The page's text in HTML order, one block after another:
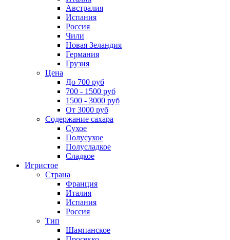
Австралия
Испания
Россия
Чили
Новая Зеландия
Германия
Грузия
Цена
До 700 руб
700 - 1500 руб
1500 - 3000 руб
От 3000 руб
Содержание сахара
Сухое
Полусухое
Полусладкое
Сладкое
Игристое
Страна
Франция
Италия
Испания
Россия
Тип
Шампанское